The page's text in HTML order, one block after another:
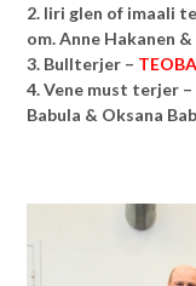
2. Iiri glen of imaali
om.Anne Hakanen
3. Bullterjer –
4. Vene must terjer –
Babula & Oksana